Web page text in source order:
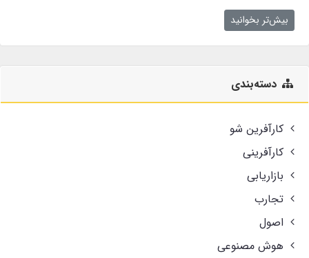
بیش‌تر بخوانید
دسته‌بندی
کارآفرین شو
کارآفرینی
بازاریابی
تجارب
اصول
هوش مصنوعی